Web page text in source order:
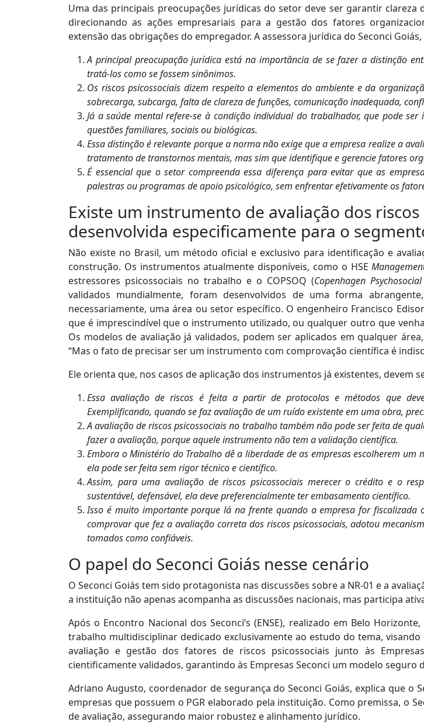
Uma das principais preocupações jurídicas do setor deve ser garantir
direcionando as ações empresariais para a gestão dos fatores
extensão das obrigações do empregador. A assessora jurídica do Seconci
A principal preocupação jurídica está na importância de se fazer a distinção
tratá-los como se fossem sinônimos.
Os riscos psicossociais dizem respeito a elementos do ambiente e da
sobrecarga, subcarga, falta de clareza de funções, comunicação inadequada,
Já a saúde mental refere-se à condição individual do trabalhador, que pode
questões familiares, sociais ou biológicas.
Essa distinção é relevante porque a norma não exige que a empresa realize a
tratamento de transtornos mentais, mas sim que identifique e gerencie fatores
É essencial que o setor compreenda essa diferença para evitar que as
palestras ou programas de apoio psicológico, sem enfrentar efetivamente os
Existe um instrumento de avaliação dos
desenvolvida especificamente para o
Não existe no Brasil, um método oficial e exclusivo para identificação e
construção. Os instrumentos atualmente disponíveis, como o HSE
estressores psicossociais no trabalho e o COPSOQ (Copenhagen
validados mundialmente, foram desenvolvidos de uma forma
necessariamente, uma área ou setor específico. O engenheiro Francisco
que é imprescindível que o instrumento utilizado, ou qualquer outro que
Os modelos de avaliação já validados, podem ser aplicados em qualquer
“Mas o fato de precisar ser um instrumento com comprovação científica é
Ele orienta que, nos casos de aplicação dos instrumentos já existentes, devem
Essa avaliação de riscos é feita a partir de protocolos e métodos que
Exemplificando, quando se faz avaliação de um ruído existente em uma obra,
A avaliação de riscos psicossociais no trabalho também não pode ser feita de
fazer a avaliação, porque aquele instrumento não tem a validação científica.
Embora o Ministério do Trabalho dê a liberdade de as empresas escolherem
ela pode ser feita sem rigor técnico e científico.
Assim, para uma avaliação de riscos psicossociais merecer o crédito e o
sustentável, defensável, ela deve preferencialmente ter embasamento científico.
Isso é muito importante porque lá na frente quando a empresa for
comprovar que fez a avaliação correta dos riscos psicossociais, adotou
tomados como confiáveis.
O papel do Seconci Goiás nesse cenário
O Seconci Goiás tem sido protagonista nas discussões sobre a NR-01 e a
a instituição não apenas acompanha as discussões nacionais, mas participa
Após o Encontro Nacional dos Seconci’s (ENSE), realizado em Belo
trabalho multidisciplinar dedicado exclusivamente ao estudo do tema,
avaliação e gestão dos fatores de riscos psicossociais junto às
cientificamente validados, garantindo às Empresas Seconci um modelo
Adriano Augusto, coordenador de segurança do Seconci Goiás, explica que o
empresas que possuem o PGR elaborado pela instituição. Como premissa, o
de avaliação, assegurando maior robustez e alinhamento jurídico.